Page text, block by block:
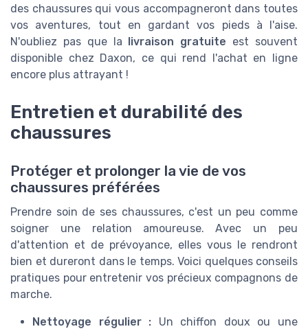
des chaussures qui vous accompagneront dans toutes
vos aventures, tout en gardant vos pieds à l'aise.
N'oubliez pas que la
livraison gratuite est souvent
disponible chez Daxon, ce qui rend l'achat en ligne
encore plus attrayant !
Entretien et durabilité des
chaussures
Protéger et prolonger la vie de vos
chaussures préférées
Prendre soin de ses chaussures, c'est un peu comme
soigner une relation amoureuse. Avec un peu
d'attention et de prévoyance, elles vous le rendront
bien et dureront dans le temps. Voici quelques conseils
pratiques pour entretenir vos précieux compagnons de
marche.
Nettoyage régulier : Un chiffon doux ou une